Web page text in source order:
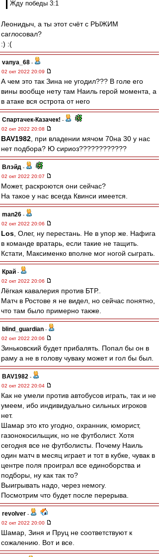
Жду победы 3:1
Леонидыч, а ты этот счёт с РЫЖИМ
саглосовал?
:) :(
vanya_68 -
02 окт 2022 20:09
А чем это так Зина не угодил??? В голе его
вины вообще нету там Наиль герой момента, а
в атаке вся острота от него
Спартачек-Казачек! -
02 окт 2022 20:08
BAV1982 , при владении мячом 70на 30 у нас
нет подбора? Ю сириоз????????????
Влэйд -
02 окт 2022 20:07
Может, раскроются они сейчас?
На такое у нас всегда Квинси имеется.
man26 -
02 окт 2022 20:06
Los , Олег, ну перестань. Не в упор же. Нафига
в команде вратарь, если такие не тащить.
Кстати, Максименко вполне мог ногой сыграть.
Край -
02 окт 2022 20:06
Лёгкая кавалерия против БТР..
Матч в Ростове я не видел, но сейчас понятно,
что там было примерно также.
blind_guardian -
02 окт 2022 20:06
Зиньковский будет прибалять. Попал бы он в
раму а не в голову чуваку может и гол бы был.
BAV1982 -
02 окт 2022 20:04
Как не умели против автобусов играть, так и не
умеем, ибо индивидуально сильных игроков
нет.
Шамар это кто угодно, охранник, юморист,
газонокосильщик, но не футболист. Хотя
сегодня все не футболисты. Почему Наиль
один матч в месяц играет и тот в кубке, чувак в
центре поля проиграл все единоборства и
подборы, ну как так то?
Выигрывать надо, через немогу.
Посмотрим что будет после перерыва.
revolver -
02 окт 2022 20:00
Шамар, Зиня и Пруц не соответствуют к
сожалению. Вот и все.